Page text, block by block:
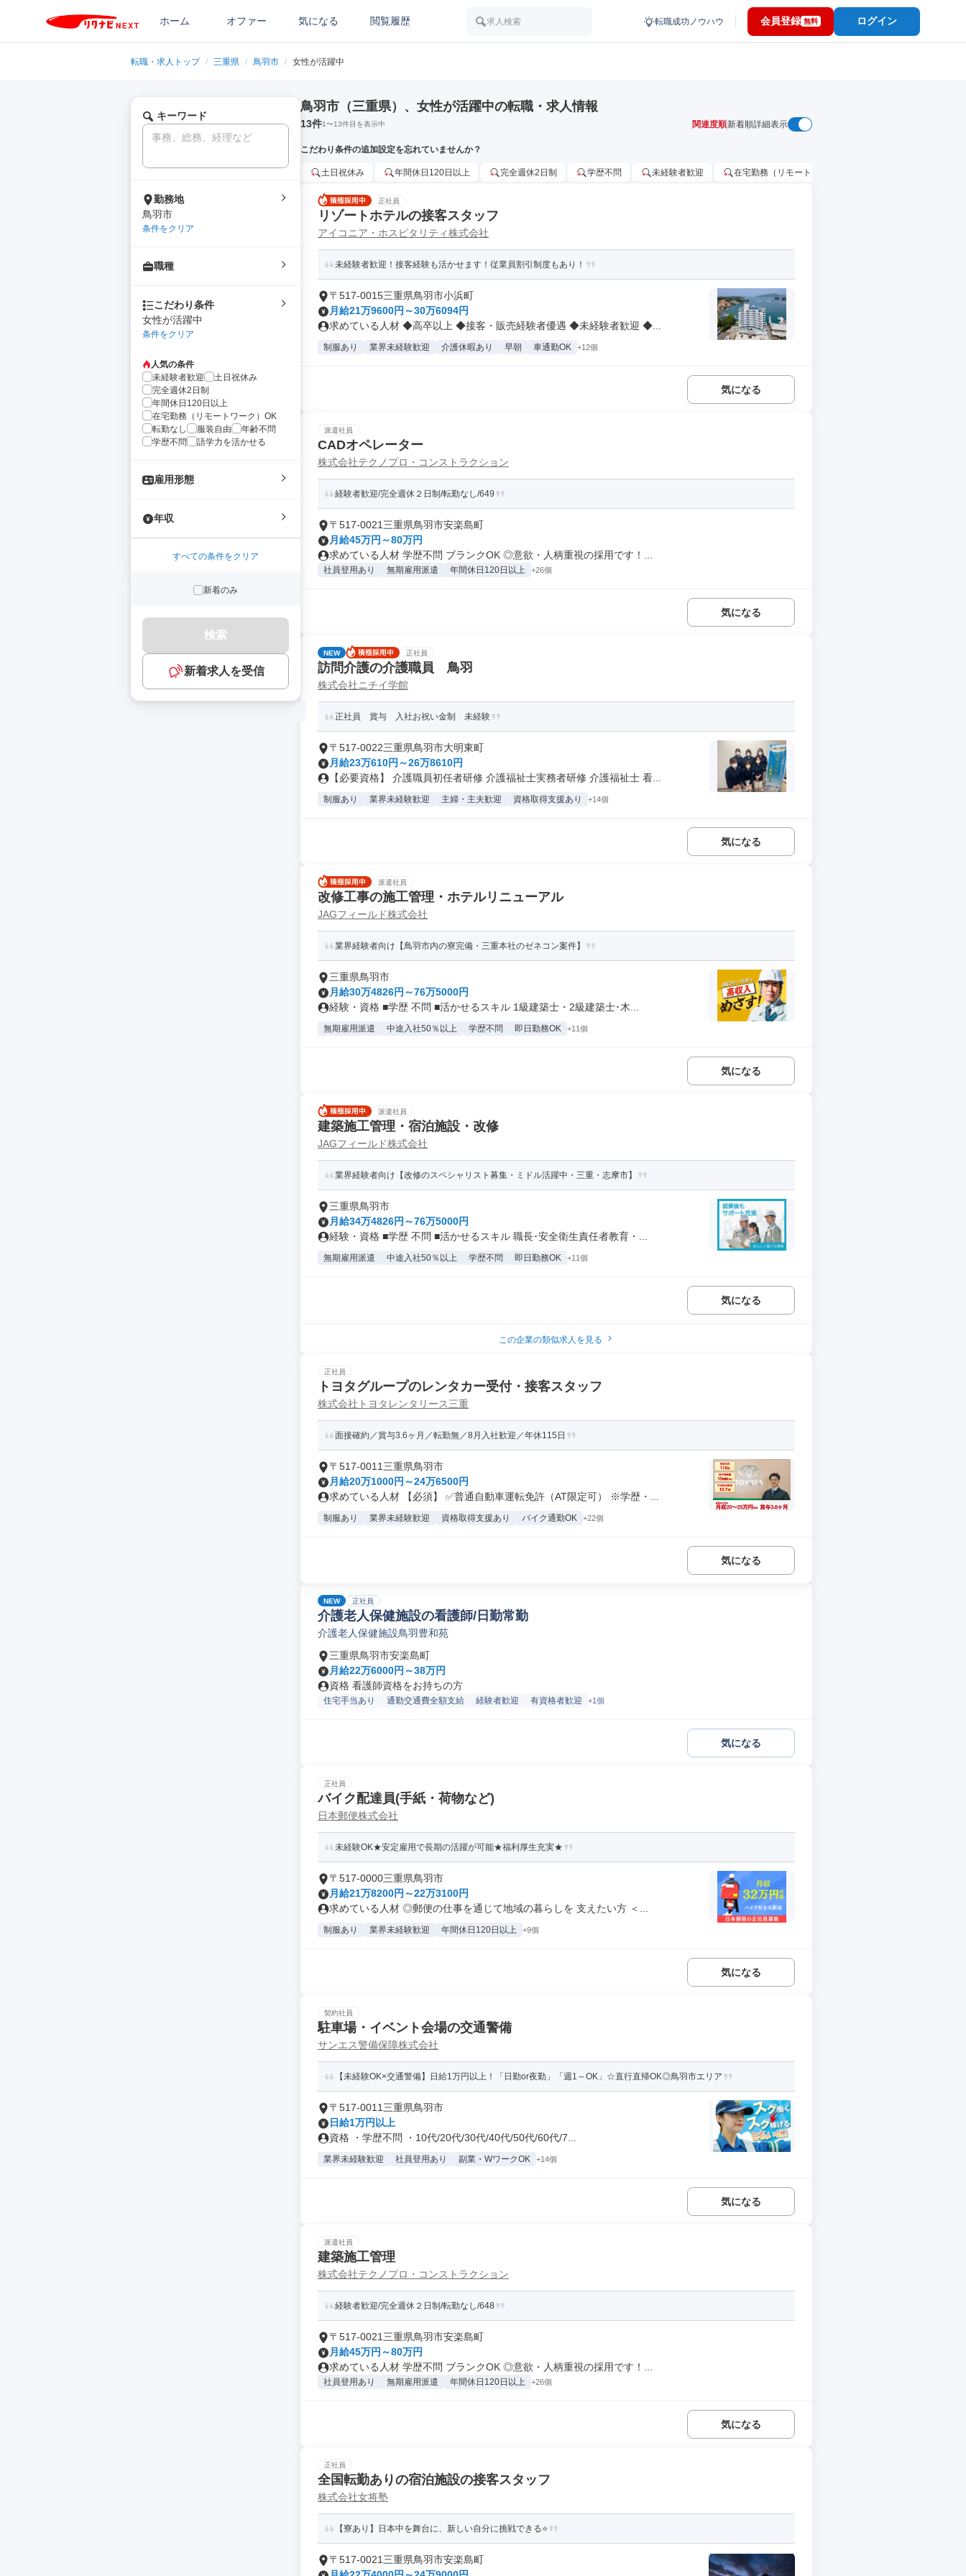
ホーム オファー 気になる 閲覧履歴 求人検索 転職成功ノウハウ 会員登録 無料 ログイン
転職・求人トップ / 三重県 / 鳥羽市 / 女性が活躍中
キーワード
勤務地
鳥羽市
条件をクリア
職種
こだわり条件
女性が活躍中
条件をクリア
人気の条件
未経験者歓迎
土日祝休み
完全週休2日制
年間休日120日以上
在宅勤務（リモートワーク）OK
転勤なし
服装自由
年齢不問
学歴不問
語学力を活かせる
雇用形態
年収
すべての条件をクリア
新着のみ
検索
新着求人を受信
鳥羽市（三重県）、女性が活躍中の転職・求人情報
13件1〜13件目を表示中 関連度順新着順詳細表示
こだわり条件の追加設定を忘れていませんか？
土日祝休み 年間休日120日以上 完全週休2日制 学歴不問 未経験者歓迎 在宅勤務（リモートワーク）OK
正社員
リゾートホテルの接客スタッフ
アイコニア・ホスピタリティ株式会社
未経験者歓迎！接客経験も活かせます！従業員割引制度もあり！
〒517-0015三重県鳥羽市小浜町
月給21万9600円～30万6094円
求めている人材 ◆高卒以上 ◆接客・販売経験者優遇 ◆未経験者歓迎 ◆...
制服あり 業界未経験歓迎 介護休暇あり 早朝 車通勤OK +12個
気になる
派遣社員
CADオペレーター
株式会社テクノプロ・コンストラクション
経験者歓迎/完全週休２日制/転勤なし/649
〒517-0021三重県鳥羽市安楽島町
月給45万円～80万円
求めている人材 学歴不問 ブランクOK ◎意欲・人柄重視の採用です！...
社員登用あり 無期雇用派遣 年間休日120日以上 +26個
気になる
NEW 正社員
訪問介護の介護職員 鳥羽
株式会社ニチイ学館
正社員 賞与 入社お祝い金制 未経験
〒517-0022三重県鳥羽市大明東町
月給23万610円～26万8610円
【必要資格】 介護職員初任者研修 介護福祉士実務者研修 介護福祉士 看...
制服あり 業界未経験歓迎 主婦・主夫歓迎 資格取得支援あり +14個
気になる
派遣社員
改修工事の施工管理・ホテルリニューアル
JAGフィールド株式会社
業界経験者向け【鳥羽市内の寮完備・三重本社のゼネコン案件】
三重県鳥羽市
月給30万4826円～76万5000円
経験・資格 ■学歴 不問 ■活かせるスキル 1級建築士・2級建築士･木...
無期雇用派遣 中途入社50％以上 学歴不問 即日勤務OK +11個
気になる
派遣社員
建築施工管理・宿泊施設・改修
JAGフィールド株式会社
業界経験者向け【改修のスペシャリスト募集・ミドル活躍中・三重・志摩市】
三重県鳥羽市
月給34万4826円～76万5000円
経験・資格 ■学歴 不問 ■活かせるスキル 職長･安全衛生責任者教育・...
無期雇用派遣 中途入社50％以上 学歴不問 即日勤務OK +11個
気になる
この企業の類似求人を見る
正社員
トヨタグループのレンタカー受付・接客スタッフ
株式会社トヨタレンタリース三重
面接確約／賞与3.6ヶ月／転勤無／8月入社歓迎／年休115日
〒517-0011三重県鳥羽市
月給20万1000円～24万6500円
求めている人材 【必須】 ✅普通自動車運転免許（AT限定可） ※学歴・...
制服あり 業界未経験歓迎 資格取得支援あり バイク通勤OK +22個
気になる
NEW 正社員
介護老人保健施設の看護師/日勤常勤
介護老人保健施設鳥羽豊和苑
三重県鳥羽市安楽島町
月給22万6000円～38万円
資格 看護師資格をお持ちの方
住宅手当あり 通勤交通費全額支給 経験者歓迎 有資格者歓迎 +1個
気になる
正社員
バイク配達員(手紙・荷物など)
日本郵便株式会社
未経験OK★安定雇用で長期の活躍が可能★福利厚生充実★
〒517-0000三重県鳥羽市
月給21万8200円～22万3100円
求めている人材 ◎郵便の仕事を通じて地域の暮らしを 支えたい方 ＜...
制服あり 業界未経験歓迎 年間休日120日以上 +9個
気になる
契約社員
駐車場・イベント会場の交通警備
サンエス警備保障株式会社
【未経験OK×交通警備】日給1万円以上！「日勤or夜勤」「週1～OK」☆直行直帰OK◎鳥羽市エリア
〒517-0011三重県鳥羽市
日給1万円以上
資格 ・学歴不問 ・10代/20代/30代/40代/50代/60代/7...
業界未経験歓迎 社員登用あり 副業・WワークOK +14個
気になる
派遣社員
建築施工管理
株式会社テクノプロ・コンストラクション
経験者歓迎/完全週休２日制/転勤なし/648
〒517-0021三重県鳥羽市安楽島町
月給45万円～80万円
求めている人材 学歴不問 ブランクOK ◎意欲・人柄重視の採用です！...
社員登用あり 無期雇用派遣 年間休日120日以上 +26個
気になる
正社員
全国転勤ありの宿泊施設の接客スタッフ
株式会社女将塾
【寮あり】日本中を舞台に、新しい自分に挑戦できる⭐
〒517-0021三重県鳥羽市安楽島町